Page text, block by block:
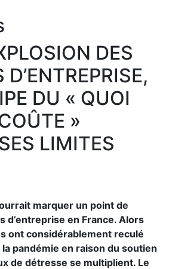
DES
DU « QUOI
»
LIMITES
marquer un point de
d’entreprise en France. Alors
ont considérablement reculé
pandémie en raison du soutien
de détresse se multiplient. Le